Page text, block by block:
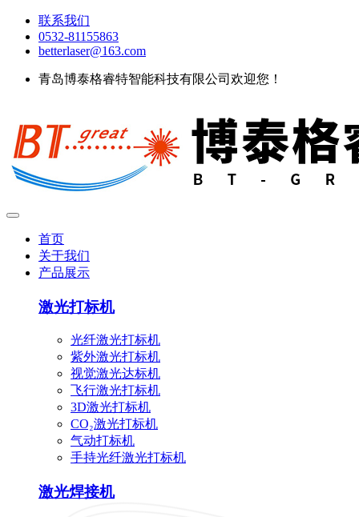
联系我们
0532-81155863
betterlaser@163.com
青岛博泰格睿特智能科技有限公司欢迎您！
首页
关于我们
产品展示
激光打标机
光纤激光打标机
紫外激光打标机
视觉激光达标机
飞行激光打标机
3D激光打标机
CO₂激光打标机
气动打标机
手持光纤激光打标机
激光焊接机